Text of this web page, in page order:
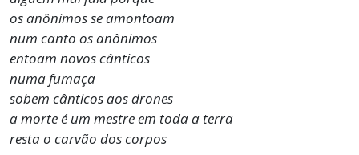
os anônimos se amontoam
num canto os anônimos
entoam novos cânticos
numa fumaça
sobem cânticos aos drones
a morte é um mestre em toda a terra
resta o carvão dos corpos